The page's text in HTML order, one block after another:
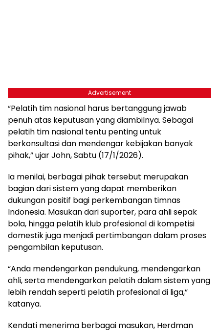
Advertisement
“Pelatih tim nasional harus bertanggung jawab
penuh atas keputusan yang diambilnya. Sebagai
pelatih tim nasional tentu penting untuk
berkonsultasi dan mendengar kebijakan banyak
pihak,” ujar John, Sabtu (17/1/2026).
Ia menilai, berbagai pihak tersebut merupakan
bagian dari sistem yang dapat memberikan
dukungan positif bagi perkembangan timnas
Indonesia. Masukan dari suporter, para ahli sepak
bola, hingga pelatih klub profesional di kompetisi
domestik juga menjadi pertimbangan dalam proses
pengambilan keputusan.
“Anda mendengarkan pendukung, mendengarkan
ahli, serta mendengarkan pelatih dalam sistem yang
lebih rendah seperti pelatih profesional di liga,”
katanya.
Kendati menerima berbagai masukan, Herdman